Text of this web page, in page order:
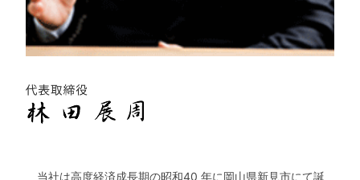
当社は高度経済成長期の昭和40 年に岡山県新見市にて誕